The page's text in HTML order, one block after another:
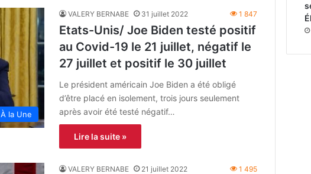
À la Une
VALERY BERNABE 31 juillet 2022 1 847
Etats-Unis/ Joe Biden testé positif
au Covid-19 le 21 juillet, négatif le
27 juillet et positif le 30 juillet
Le président américain Joe Biden a été obligé
d’être placé en isolement, trois jours seulement
après avoir été testé négatif…
Lire la suite »
VALERY BERNABE 21 juillet 2022 1 495